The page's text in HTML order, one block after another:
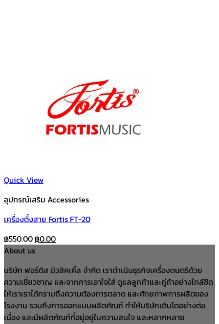
Quick View
อุปกรณ์เสริม Accessories
เครื่องตั้งสาย Fortis FT-20
฿550.00 Original
price
฿550.00.
฿0.00Current
฿0.00.
About us
บริษัท ฟอร์ติส มิวสิคเคิ้ล จำกัด เราดำเนินธุรกิจเครื่องดนตรีด้วย
ความเชี่ยวชาญ และจากการเอาใจใส่ ดูแลลูกค้าและคู่ค้าอย่างใกล้ชิด
ให้เราเราได้ทราบถึงความต้องการตลาด และศักยภาพการผลิตของ
โรงงาน รวมถึงการออกแบบผลิตภัณฑ์ ทำให้บริษัทเติบโตอย่างต่อ
เนื่อง และมีผลิตภัณฑ์ที่อยู่อยู่ในความสนใจ และหลากหลาย